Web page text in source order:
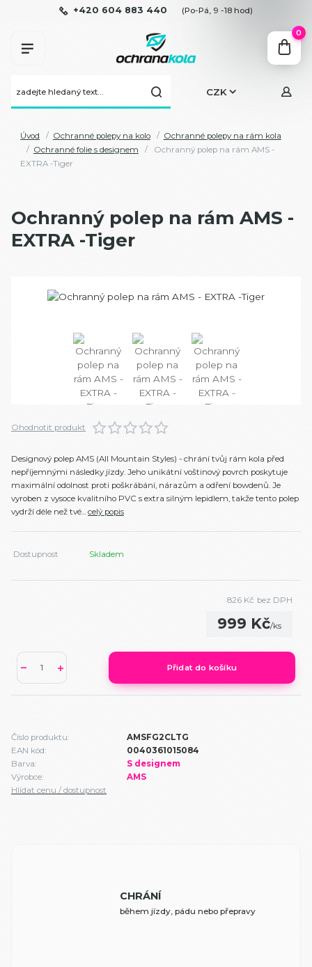
CZK
+420 604 883 440 (Po-Pá, 9 -18 hod)
0
Úvod Ochranné polepy na kolo
Ochranné polepy na rám kola
Ochranné folie s designem
Ochranný polep na rám AMS -
EXTRA -Tiger
Ochranný polep na rám AMS -
EXTRA -Tiger
Ohodnotit produkt
Designový polep AMS (All Mountain Styles) - chrání tvůj rám kola před
nepříjemnými následky jízdy. Jeho unikátní voštinový povrch poskytuje
maximální odolnost proti poškrábání, nárazům a odření bowdenů. Je
vyroben z vysoce kvalitního PVC s extra silným lepidlem, takže tento polep
vydrží déle než tvé... celý popis
Dostupnost Skladem
999 Kč/ks
826 Kč bez DPH
Přidat do košíku
Číslo produktu:
AMSFG2CLTG
EAN kód:
0040361015084
Barva:
S designem
Výrobce:
AMS
Hlídat cenu / dostupnost
CHRÁNÍ
během jízdy, pádu nebo přepravy